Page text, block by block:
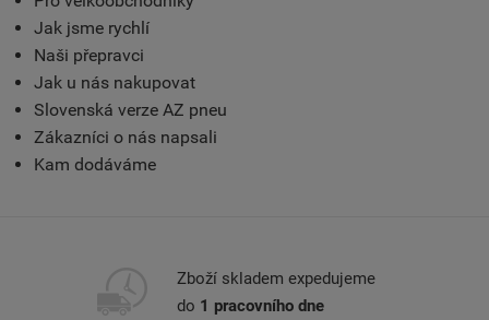
Jak jsme rychlí
Naši přepravci
Jak u nás nakupovat
Slovenská verze AZ pneu
Zákazníci o nás napsali
Kam dodáváme
Zboží skladem expedujeme
do 1 pracovního dne